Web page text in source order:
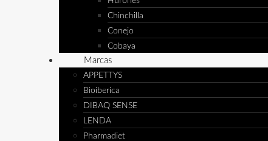
Chinchilla
Conejo
Cobaya
Marcas
APPETTYS
Bioiberica
DIBAQ SENSE
LENDA
Pharmadiet